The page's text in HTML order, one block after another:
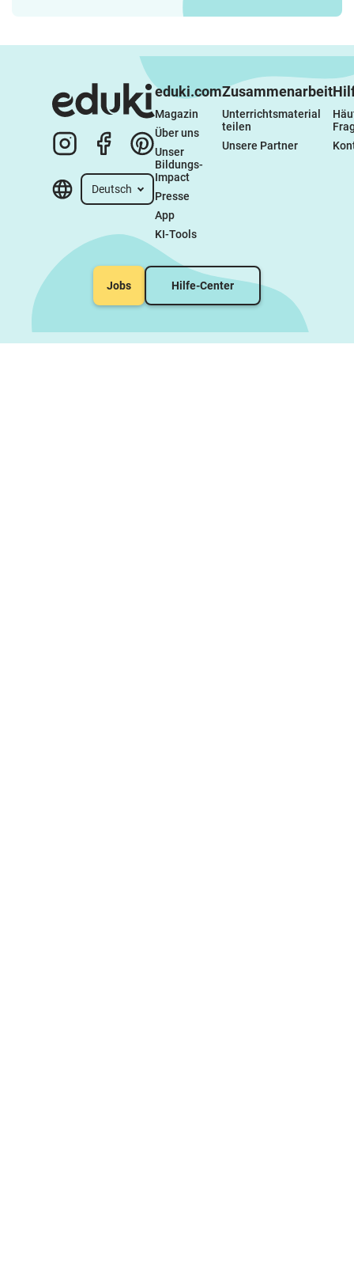
Deutsch
eduki.com
Magazin
Über uns
Unser
Bildungs-
Impact
Presse
App
KI-Tools
Zusammenarbeit
Unterrichtsmaterial
teilen
Unsere Partner
Jobs Hilfe-Center